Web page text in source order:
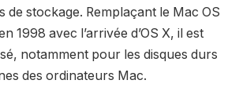
de stockage. Remplaçant le Mac OS
1998 avec l’arrivée d’OS X, il est
notamment pour les disques durs
des ordinateurs Mac.